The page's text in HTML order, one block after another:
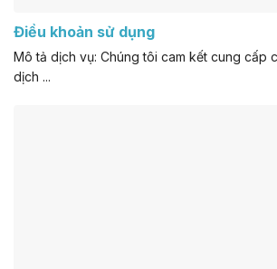
Điều khoản sử dụng
Mô tả dịch vụ: Chúng tôi cam kết cung cấp
dịch ...